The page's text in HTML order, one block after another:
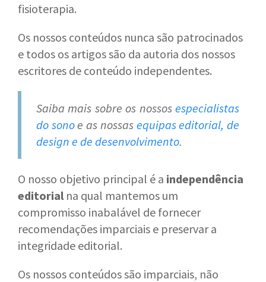
fisioterapia.
Os nossos conteúdos nunca são patrocinados
e todos os artigos são da autoria dos nossos
escritores de conteúdo independentes.
Saiba mais sobre os nossos especialistas
do sonoe as nossas equipas editorial, de
design e de desenvolvimento.
O nosso objetivo principal é a independência
editorial na qual mantemos um
compromisso inabalável de fornecer
recomendações imparciais e preservar a
integridade editorial.
Os nossos conteúdos são imparciais, não